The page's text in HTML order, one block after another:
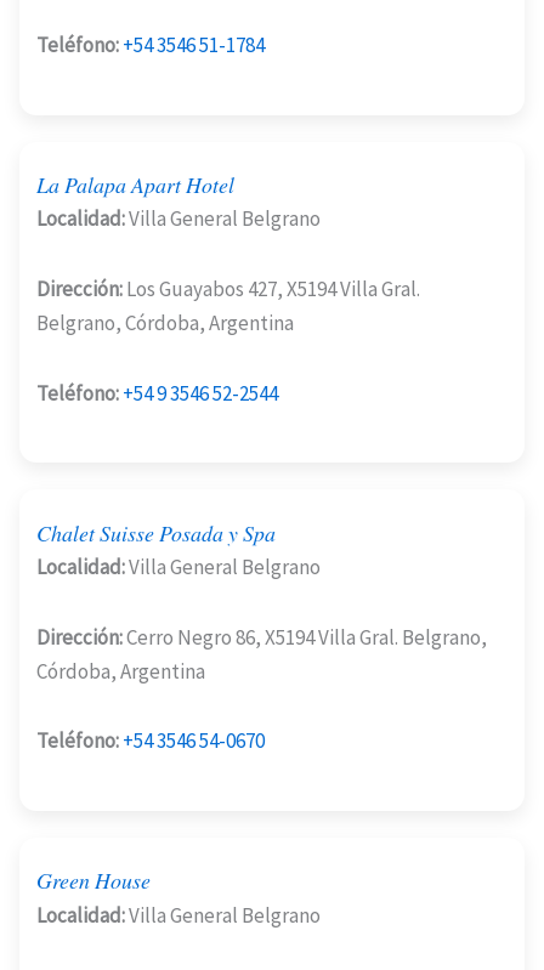
Teléfono:+54 3546 51-1784
La Palapa Apart Hotel
Localidad:Villa General Belgrano
Dirección:Los Guayabos 427, X5194 Villa Gral.
Belgrano, Córdoba, Argentina
Teléfono:+54 9 3546 52-2544
Chalet Suisse Posada y Spa
Localidad:Villa General Belgrano
Dirección:Cerro Negro 86, X5194 Villa Gral. Belgrano,
Córdoba, Argentina
Teléfono:+54 3546 54-0670
Green House
Localidad:Villa General Belgrano